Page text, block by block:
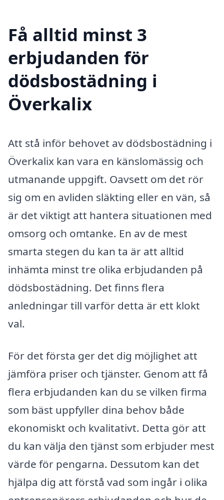
Få alltid minst 3
erbjudanden för
dödsbostädning i
Överkalix
Att stå inför behovet av dödsbostädning i
Överkalix kan vara en känslomässig och
utmanande uppgift. Oavsett om det rör
sig om en avliden släkting eller en vän, så
är det viktigt att hantera situationen med
omsorg och omtanke. En av de mest
smarta stegen du kan ta är att alltid
inhämta minst tre olika erbjudanden på
dödsbostädning. Det finns flera
anledningar till varför detta är ett klokt
val.
För det första ger det dig möjlighet att
jämföra priser och tjänster. Genom att få
flera erbjudanden kan du se vilken firma
som bäst uppfyller dina behov både
ekonomiskt och kvalitativt. Detta gör att
du kan välja den tjänst som erbjuder mest
värde för pengarna. Dessutom kan det
hjälpa dig att förstå vad som ingår i olika